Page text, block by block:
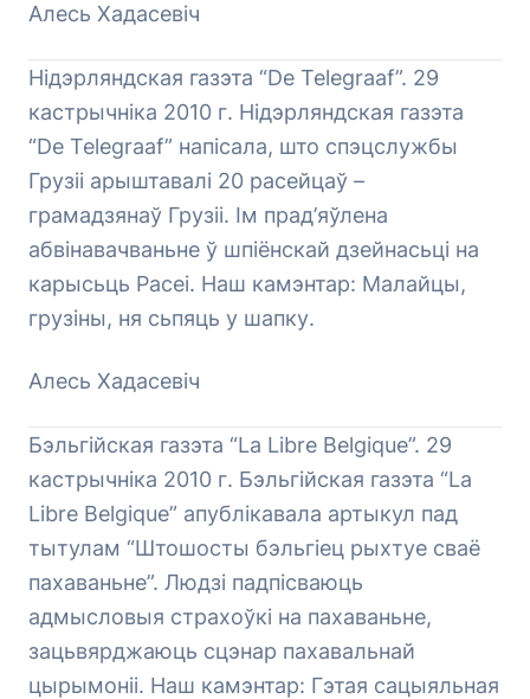
Алесь Хадасевіч
Нідэрляндская газэта “De Telegraaf”. 29
кастрычніка 2010 г. Нідэрляндская газэта
“De Telegraaf” напісала, што спэцслужбы
Грузіі арыштавалі 20 расейцаў –
грамадзянаў Грузіі. Ім прад’яўлена
абвінавачваньне ў шпіёнскай дзейнасьці на
карысьць Расеі. Наш камэнтар: Малайцы,
грузіны, ня сьпяць у шапку.
Алесь Хадасевіч
Бэльгійская газэта “La Libre Belgique”. 29
кастрычніка 2010 г. Бэльгійская газэта “La
Libre Belgique” апублікавала артыкул пад
тытулам “Штошосты бэльгіец рыхтуе сваё
пахаваньне”. Людзі падпісваюць
адмысловыя страхоўкі на пахаваньне,
зацьвярджаюць сцэнар пахавальнай
цырымоніі. Наш камэнтар: Гэтая сацыяльная